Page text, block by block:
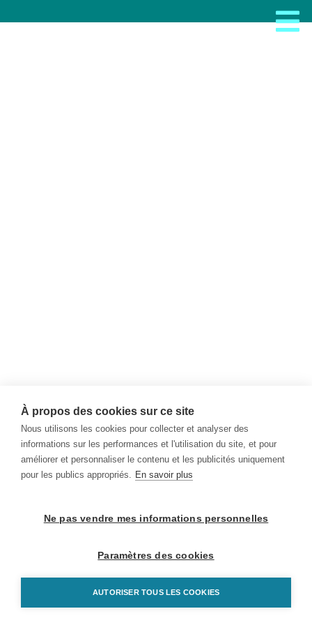
À propos des cookies sur ce site
Nous utilisons les cookies pour collecter et analyser des
informations sur les performances et l'utilisation du site, et pour
améliorer et personnaliser le contenu et les publicités uniquement
pour les publics appropriés. En savoir plus
Ne pas vendre mes informations personnelles
Paramètres des cookies
AUTORISER TOUS LES COOKIES